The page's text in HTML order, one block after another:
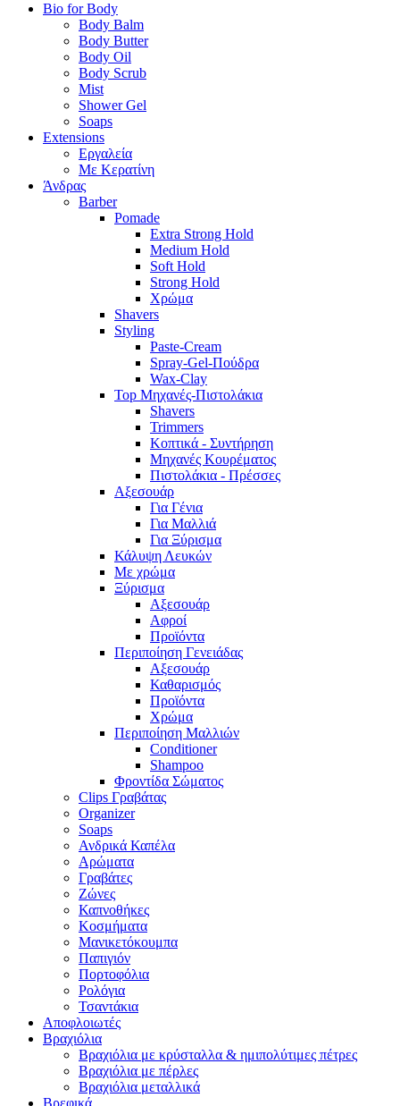
Bio for Body
Body Balm
Body Butter
Body Oil
Body Scrub
Mist
Shower Gel
Soaps
Extensions
Εργαλεία
Με Κερατίνη
Άνδρας
Barber
Pomade
Extra Strong Hold
Medium Hold
Soft Hold
Strong Hold
Χρώμα
Shavers
Styling
Paste-Cream
Spray-Gel-Πούδρα
Wax-Clay
Top Μηχανές-Πιστολάκια
Shavers
Trimmers
Κοπτικά - Συντήρηση
Μηχανές Κουρέματος
Πιστολάκια - Πρέσσες
Αξεσουάρ
Για Γένια
Για Μαλλιά
Για Ξύρισμα
Κάλυψη Λευκών
Με χρώμα
Ξύρισμα
Αξεσουάρ
Αφροί
Προϊόντα
Περιποίηση Γενειάδας
Αξεσουάρ
Καθαρισμός
Προϊόντα
Χρώμα
Περιποίηση Μαλλιών
Conditioner
Shampoo
Φροντίδα Σώματος
Clips Γραβάτας
Organizer
Soaps
Ανδρικά Καπέλα
Αρώματα
Γραβάτες
Ζώνες
Καπνοθήκες
Κοσμήματα
Μανικετόκουμπα
Παπιγιόν
Πορτοφόλια
Ρολόγια
Τσαντάκια
Αποφλοιωτές
Βραχιόλια
Βραχιόλια με κρύσταλλα & ημιπολύτιμες πέτρες
Βραχιόλια με πέρλες
Βραχιόλια μεταλλικά
Βρεφικά